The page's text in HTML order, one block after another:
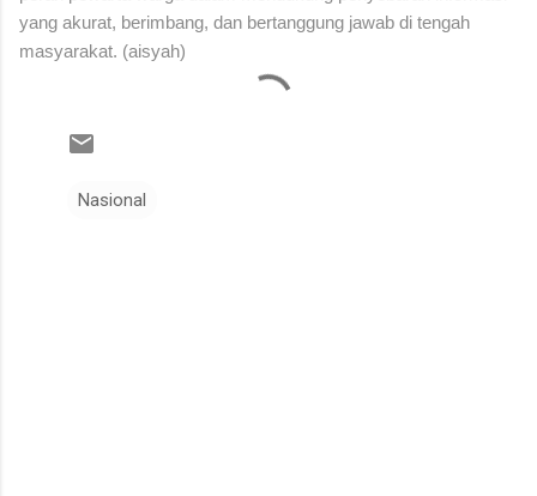
yang akurat, berimbang, dan bertanggung jawab di tengah
masyarakat. (aisyah)
Nasional